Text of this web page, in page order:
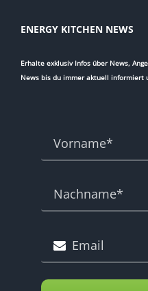
ENERGY KITCHEN NEWS
Erhalte exklusiv Infos über News,
News bis du immer aktuell informiert